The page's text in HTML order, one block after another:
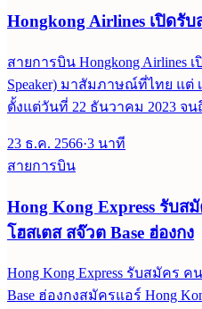
Hongkong Airlines เปิดรั
สายการบิน Hongkong Airlines
Speaker) มาสัมภาษณ์ที่ไทย แต่
ตั้งแต่วันที่ 22 ธันวาคม 2023 จน
23 ธ.ค. 2566·3 นาที
สายการบิน
Hong Kong Express รับ
โฮสเตส สจ๊วต Base ฮ่องกง
Hong Kong Express รับสมัคร
Base ฮ่องกงสมัครแอร์ Hong